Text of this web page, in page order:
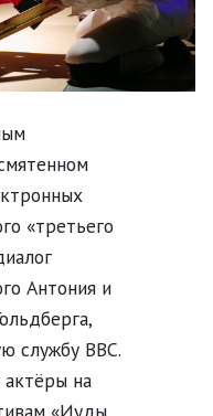
«третьего
Антония и
службу BBC.
на